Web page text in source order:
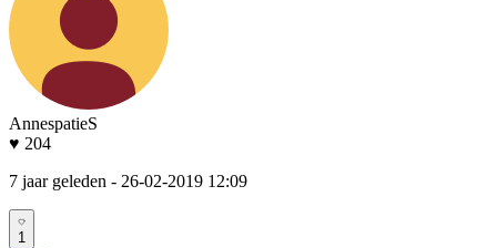
AnnespatieS
♥ 204
7 jaar geleden - 26-02-2019 12:09
1